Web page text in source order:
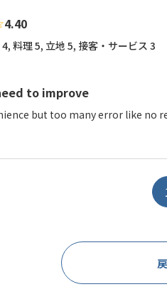
4.40
料理 5, 立地 5, 接客・サービス 3
to improve
but too many error like no